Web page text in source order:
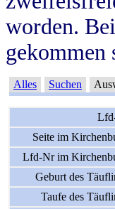
worden.
Alles Suchen
Seite im
Lfd-Nr im
Geburt des
Taufe des